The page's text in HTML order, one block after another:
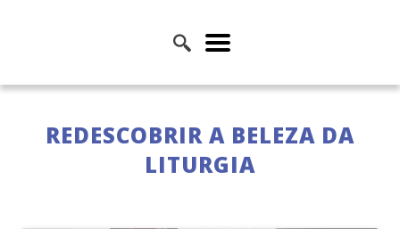
REDESCOBRIR A BELEZA DA
LITURGIA